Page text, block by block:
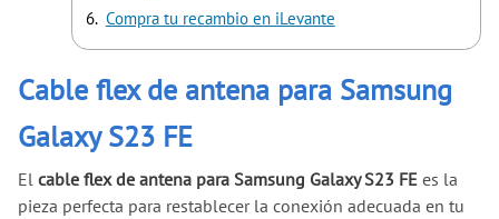
Compra tu recambio en iLevante
Cable flex de antena para Samsung
Galaxy S23 FE
El cable flex de antena para Samsung Galaxy S23 FE es la
pieza perfecta para restablecer la conexión adecuada en tu